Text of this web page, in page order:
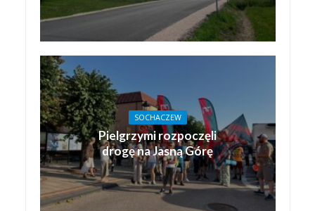
SOCHACZEW
Pielgrzymi rozpoczęli
drogę na Jasną Górę